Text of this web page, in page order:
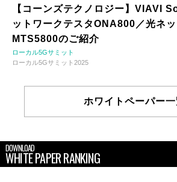
【コーンズテクノロジー】VIAVI
ットワークテスタONA800／光ネ
MTS5800のご紹介
ローカル5Gサミット
ローカル5Gサミット2025
ホワイトペーパー一
DOWNLOAD
WHITE PAPER RANKING